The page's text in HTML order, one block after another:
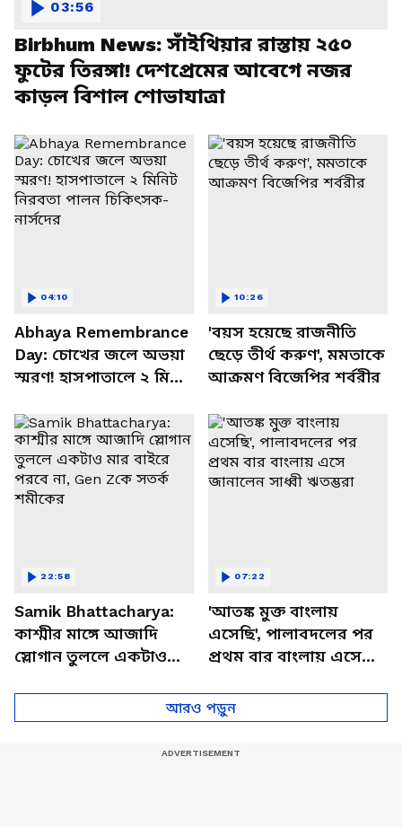
Birbhum News: সাঁইথিয়ার রাস্তায় ২৫০
ফুটের তিরঙ্গা! দেশপ্রেমের আবেগে নজর
কাড়ল বিশাল শোভাযাত্রা
03:56
Abhaya Remembrance
Day: চোখের জলে অভয়া
স্মরণ! হাসপাতালে ২ মিনিট
নার্সদের
04:10
'বয়স হয়েছে রাজনীতি
ছেড়ে তীর্থ করুণ', মমতাকে
আক্রমণ বিজেপির শর্বরীর
10:26
Samik Bhattacharya:
কাশ্মীর মাঙ্গে আজাদি
স্লোগান তুললে একটাও
22:58
'আতঙ্ক মুক্ত বাংলায়
এসেছি', পালাবদলের পর
প্রথম বার বাংলায় এসে
07:22
আরও পড়ুন